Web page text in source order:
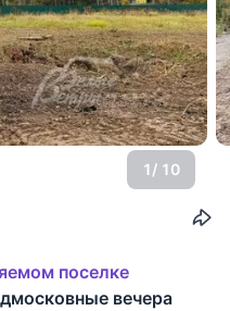
1/ 10
поселке
вечера